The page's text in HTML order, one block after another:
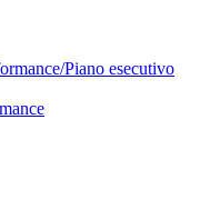
Piano esecutivo